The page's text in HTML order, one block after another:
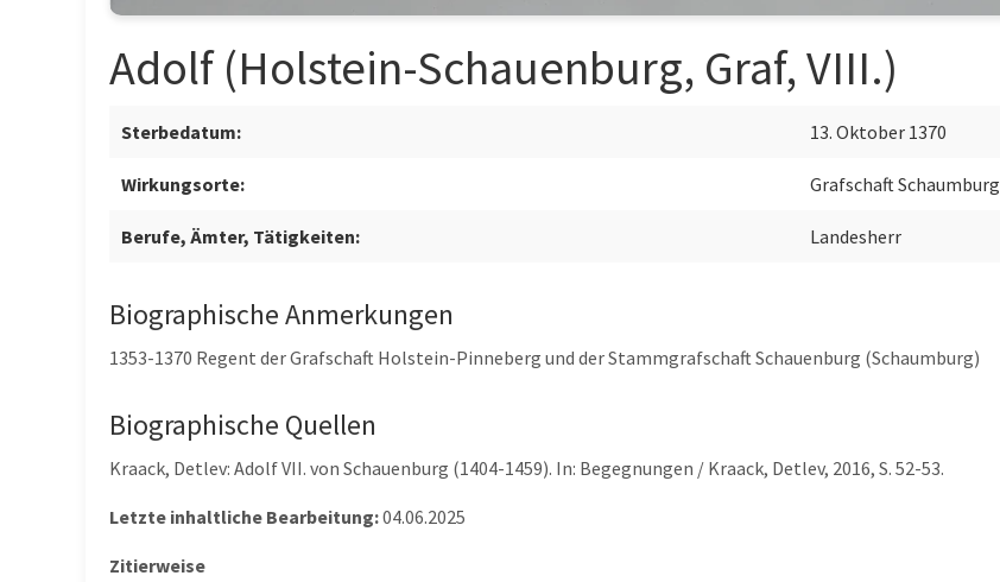
Adolf (Holstein-Schauenburg, Graf, VIII.)
Sterbedatum: 13. Oktober 1370
Wirkungsorte: Grafschaft Schaumburg
Berufe, Ämter, Tätigkeiten: Landesherr
Biographische Anmerkungen
1353-1370 Regent der Grafschaft Holstein-Pinneberg und der Stammgrafschaft Schauenburg (Schaumburg)
Biographische Quellen
Kraack, Detlev: Adolf VII. von Schauenburg (1404-1459). In: Begegnungen / Kraack, Detlev, 2016, S. 52-53.
Letzte inhaltliche Bearbeitung:04.06.2025
Zitierweise